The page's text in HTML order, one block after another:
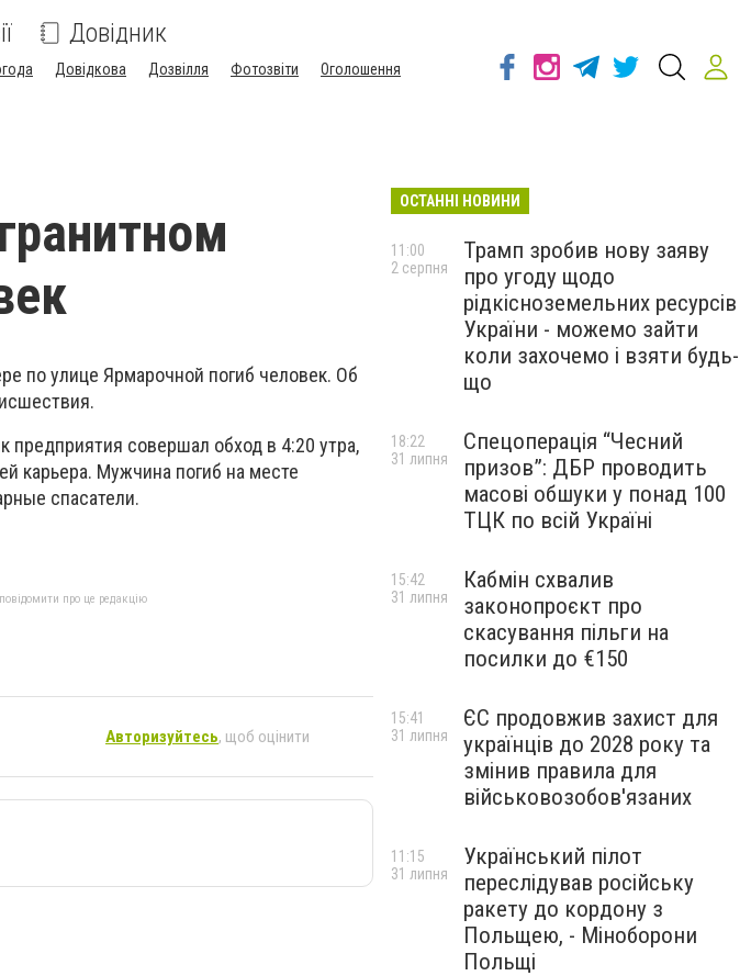
Довідник
Довідкова Дозвілля Фотозвіти
Оголошення
по улице Ярмарочной погиб человек. Об
предприятия совершал обход в 4:20 утра,
карьера. Мужчина погиб на месте
спасатели.
про це редакцію
Авторизуйтесь, щоб оцінити
ОСТАННІ НОВИНИ
Трамп зробив нову заяву
про угоду щодо
рідкісноземельних ресурсів
України - можемо зайти
коли захочемо і взяти будь-
що
11:00
2 серпня
Спецоперація “Чесний
призов”: ДБР проводить
масові обшуки у понад 100
ТЦК по всій Україні
18:22
31 липня
Кабмін схвалив
законопроєкт про
скасування пільги на
посилки до €150
15:42
31 липня
ЄС продовжив захист для
українців до 2028 року та
змінив правила для
військовозобов'язаних
15:41
31 липня
Український пілот
переслідував російську
ракету до кордону з
Польщею, - Міноборони
Польщі
11:15
31 липня